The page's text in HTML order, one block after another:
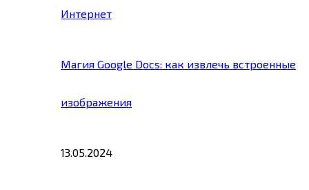
Интернет
Магия Google Docs: как извлечь встроенные
изображения
13.05.2024